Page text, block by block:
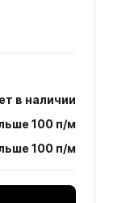
в наличии
100 п/м
100 п/м